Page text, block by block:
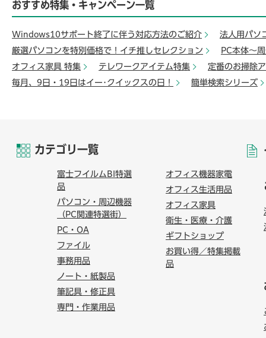
おすすめ特集・キャンペーン一覧
Windows10サポート終了に伴う対応方法のご紹介
法人用パソ
厳選パソコンを特別価格で！イチ推しセレクション
PC本体～
オフィス家具 特集
テレワークアイテム特集
定番のお掃除
毎月、9日・19日はイー･クイックスの日！
簡単検索シリーズ
カテゴリ一覧
富士フイルムBI特選
品
パソコン・周辺機器
（PC関連特選街）
PC・OA
ファイル
事務用品
ノート・紙製品
筆記具・修正具
専門・作業用品
オフィス機器家電
オフィス生活用品
オフィス家具
衛生・医療・介護
ギフトショップ
お買い得／特集掲載
品